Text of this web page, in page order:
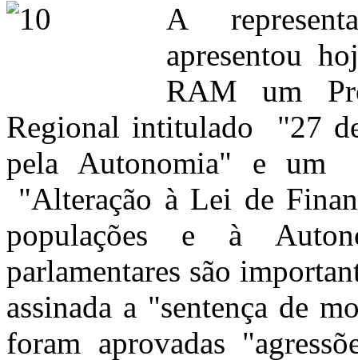
A
apresentou
RAM um
Regional intitulado "27
pela Autonomia" e um
"Alteração à Lei de
populações e à
parlamentares são
assinada a "sentença de
foram aprovadas